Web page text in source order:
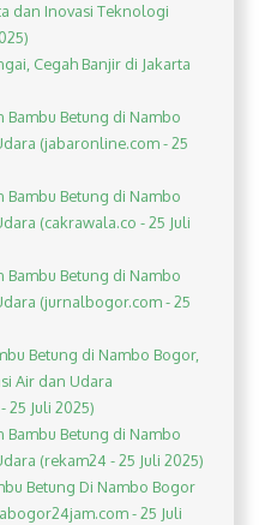
dan Inovasi Teknologi
Cegah Banjir di Jakarta
Bambu Betung di Nambo
(jabaronline.com - 25
Bambu Betung di Nambo
(cakrawala.co - 25 Juli
Bambu Betung di Nambo
(jurnalbogor.com - 25
Betung di Nambo Bogor,
Air dan Udara
25 Juli 2025)
Bambu Betung di Nambo
(rekam24 - 25 Juli 2025)
Betung Di Nambo Bogor
- 25 Juli